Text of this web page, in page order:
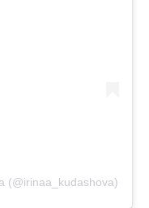
(@irinaa_kudashova)